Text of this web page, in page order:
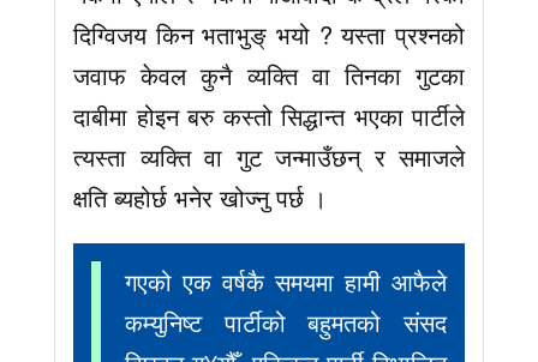
दिग्विजय किन भताभुङ् भयो ? यस्ता प्रश्नको
जवाफ केवल कुनै व्यक्ति वा तिनका गुटका
दाबीमा होइन बरु कस्तो सिद्धान्त भएका पार्टीले
त्यस्ता व्यक्ति वा गुट जन्माउँछन् र समाजले
क्षति ब्यहोर्छ भनेर खोज्नु पर्छ ।
गएको एक वर्षकै समयमा हामी आफैले
कम्युनिष्ट पार्टीको बहुमतको संसद